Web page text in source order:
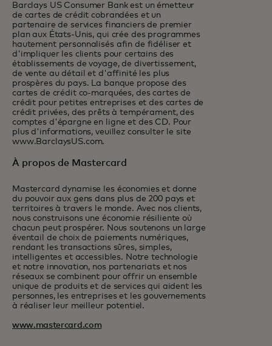
Barclays US Consumer Bank est un émetteur
de cartes de crédit cobrandées et un
partenaire de services financiers de premier
plan aux États-Unis, qui crée des programmes
hautement personnalisés afin de fidéliser et
d'impliquer les clients pour certains des
établissements de voyage, de divertissement,
de vente au détail et d'affinité les plus
prospères du pays. La banque propose des
cartes de crédit co-marquées, des cartes de
crédit pour petites entreprises et des cartes de
crédit privées, des prêts à tempérament, des
comptes d'épargne en ligne et des CD. Pour
plus d'informations, veuillez consulter le site
www.BarclaysUS.com.
À propos de Mastercard
Mastercard dynamise les économies et donne
du pouvoir aux gens dans plus de 200 pays et
territoires à travers le monde. Avec nos clients,
nous construisons une économie résiliente où
chacun peut prospérer. Nous soutenons un large
éventail de choix de paiements numériques,
rendant les transactions sûres, simples,
intelligentes et accessibles. Notre technologie
et notre innovation, nos partenariats et nos
réseaux se combinent pour offrir un ensemble
unique de produits et de services qui aident les
personnes, les entreprises et les gouvernements
à réaliser leur meilleur potentiel.
www.mastercard.com